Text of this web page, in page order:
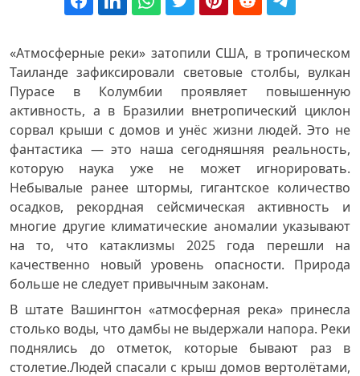
«Атмосферные реки» затопили США, в тропическом
Таиланде зафиксировали световые столбы, вулкан
Пурасе в Колумбии проявляет повышенную
активность, а в Бразилии внетропический циклон
сорвал крыши с домов и унёс жизни людей. Это не
фантастика — это наша сегодняшняя реальность,
которую наука уже не может игнорировать.
Небывалые ранее штормы, гигантское количество
осадков, рекордная сейсмическая активность и
многие другие климатические аномалии указывают
на то, что катаклизмы 2025 года перешли на
качественно новый уровень опасности. Природа
больше не следует привычным законам.
В штате Вашингтон «атмосферная река» принесла
столько воды, что дамбы не выдержали напора. Реки
поднялись до отметок, которые бывают раз в
столетие.Людей спасали с крыш домов вертолётами,